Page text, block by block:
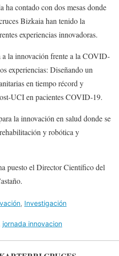
ha contado con dos mesas donde
Bizkaia han tenido la
experiencias innovadoras.
a la innovación frente a la COVID-
experiencias: Diseñando un
en tiempo récord y
UCI en pacientes COVID-19.
la innovación en salud donde se
y robótica y
puesto el Director Científico del
, Investigación
jornada innovacion